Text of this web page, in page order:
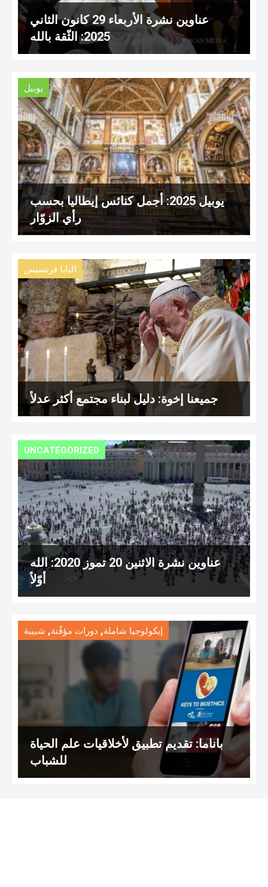
عناوين نشرة الأربعاء 29 كانون الثاني
2025: الثّقة بالله
يوبيل
يوبيل 2025: أجمل كنائس إيطاليا بحسب
رأي الزوّار
البابا فرنسيس
جميعنا إخوة: دليل لبناء مجتمع أكثر عدلاً
UNCATEGORIZED
عناوين نشرة الاثنين 20 تموز 2020: الله
أوّلاً
إيكولوجيا شاملة, دورات مؤقّتة, شبيبة
باناما: تقديم تطبيق لأخلاقيات علم الحياة
للشباب